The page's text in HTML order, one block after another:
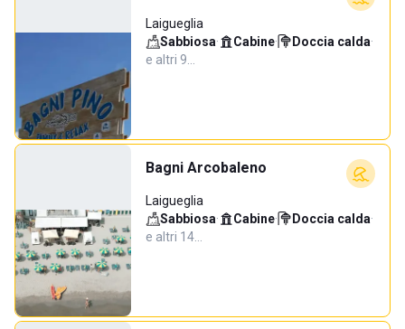
Laigueglia
Sabbiosa· Cabine· Doccia calda·
e altri 9…
Bagni Arcobaleno
Laigueglia
Sabbiosa· Cabine· Doccia calda·
e altri 14…